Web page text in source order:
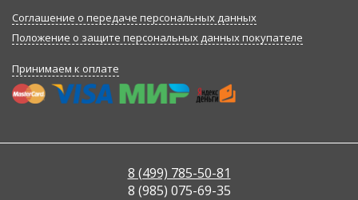
Соглашение о передаче персональных данных
Положение о защите персональных данных покупателе
Принимаем к оплате
8 (499) 785-50-81
8 (985) 075-69-35